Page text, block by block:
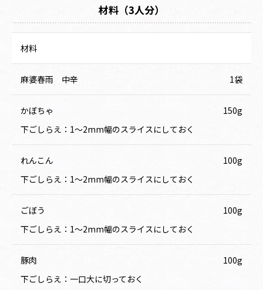
材料（3人分）
材料
麻婆春雨 中辛 1袋
かぼちゃ
150g
下ごしらえ：1～2mm幅のスライスにしておく
れんこん
100g
下ごしらえ：1～2mm幅のスライスにしておく
ごぼう
100g
下ごしらえ：1～2mm幅のスライスにしておく
豚肉
100g
下ごしらえ：一口大に切っておく